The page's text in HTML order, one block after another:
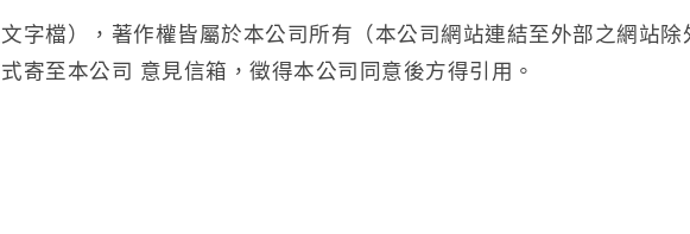
字檔），著作權皆屬於本公司所有（本公司網站連結至外部之網站
寄至本公司 意見信箱，徵得本公司同意後方得引用。